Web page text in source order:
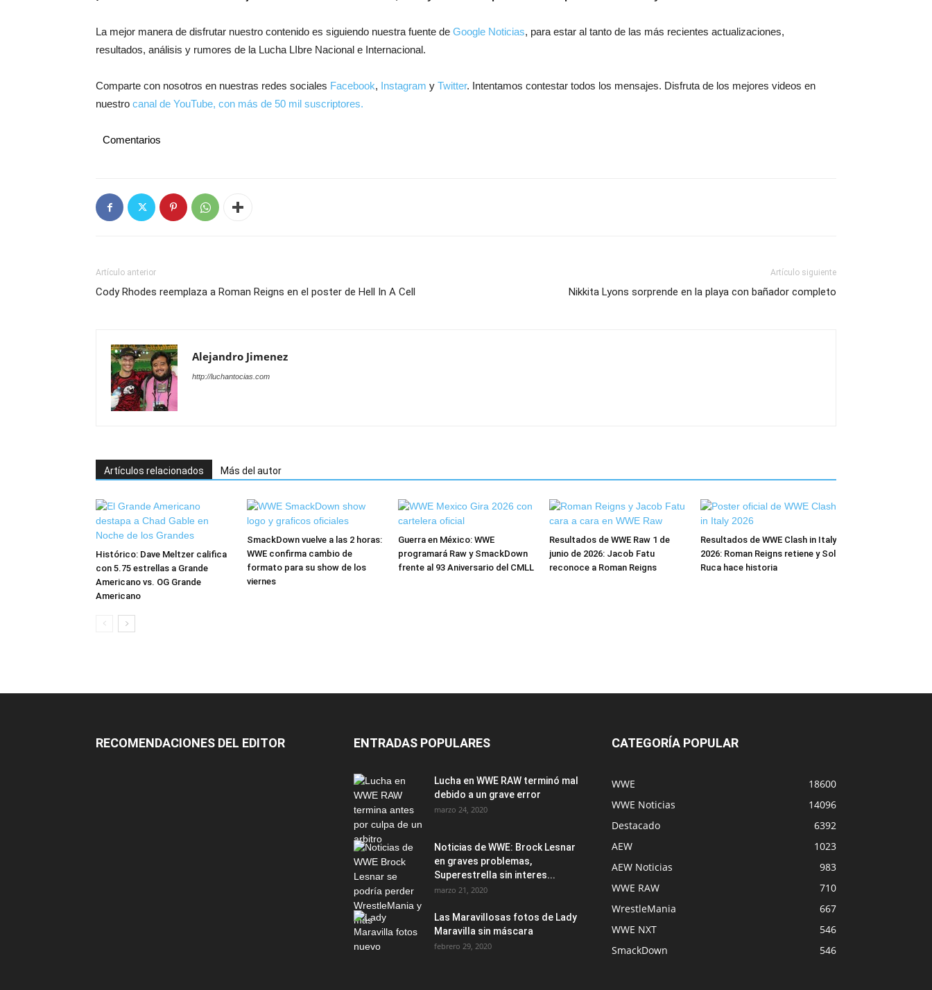
La mejor manera de disfrutar nuestro contenido es siguiendo nuestra fuente de Google Noticias, para estar al tanto de las más recientes actualizaciones,
resultados, análisis y rumores de la Lucha LIbre Nacional e Internacional.
Comparte con nosotros en nuestras redes sociales Facebook, Instagram y Twitter. Intentamos contestar todos los mensajes. Disfruta de los mejores videos en
nuestro canal de YouTube, con más de 50 mil suscriptores.
Comentarios
Artículo anterior
Cody Rhodes reemplaza a Roman Reigns en el poster de Hell In A Cell
Artículo siguiente
Nikkita Lyons sorprende en la playa con bañador completo
Alejandro Jimenez
http://luchantocias.com
Artículos relacionados Más del autor
Histórico: Dave Meltzer califica
con 5.75 estrellas a Grande
Americano vs. OG Grande
Americano
SmackDown vuelve a las 2 horas:
WWE confirma cambio de
formato para su show de los
viernes
Guerra en México: WWE
programará Raw y SmackDown
frente al 93 Aniversario del CMLL
Resultados de WWE Raw 1 de
junio de 2026: Jacob Fatu
reconoce a Roman Reigns
Resultados de WWE Clash in Italy
2026: Roman Reigns retiene y Sol
Ruca hace historia
RECOMENDACIONES DEL EDITOR ENTRADAS POPULARES
Lucha en WWE RAW terminó mal
debido a un grave error
marzo 24, 2020
Noticias de WWE: Brock Lesnar
en graves problemas,
Superestrella sin interes...
marzo 21, 2020
Las Maravillosas fotos de Lady
Maravilla sin máscara
febrero 29, 2020
CATEGORÍA POPULAR
WWE
18600
WWE Noticias
14096
Destacado
6392
AEW
1023
AEW Noticias
983
WWE RAW
710
WrestleMania
667
WWE NXT
546
SmackDown
546